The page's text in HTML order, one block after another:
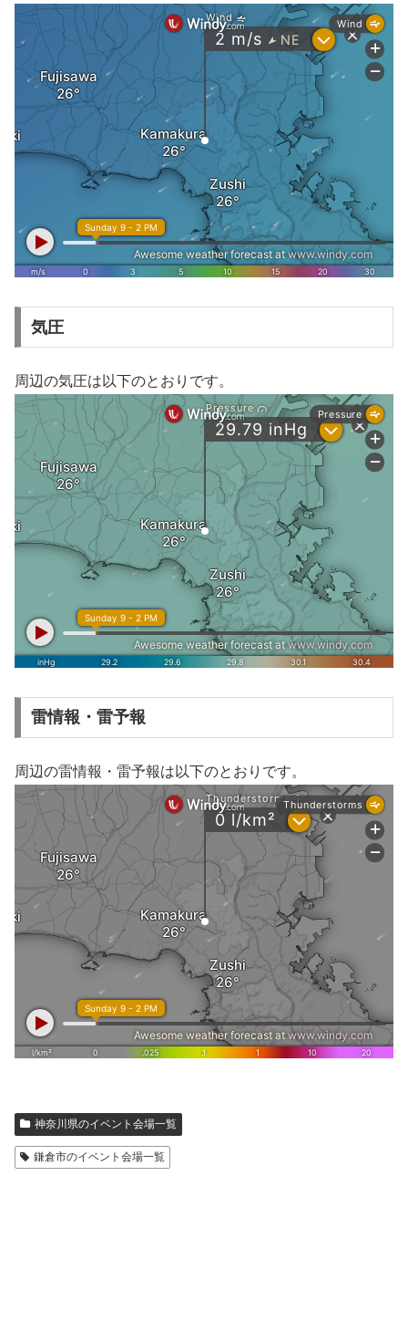
気圧
周辺の気圧は以下のとおりです。
雷情報・雷予報
周辺の雷情報・雷予報は以下のとおりです。
神奈川県のイベント会場一覧
鎌倉市のイベント会場一覧